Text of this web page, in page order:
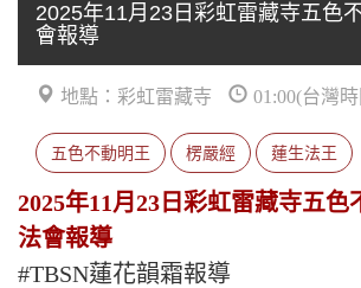
2025年11月23日彩虹雷藏寺五色
會報導
地點：彩虹雷藏寺 01:00(台灣
五色不動明王 楞嚴經 蓮生法王
2025年11月23日彩虹雷藏寺五色
法會報導
#TBSN蓮花韻霜報導